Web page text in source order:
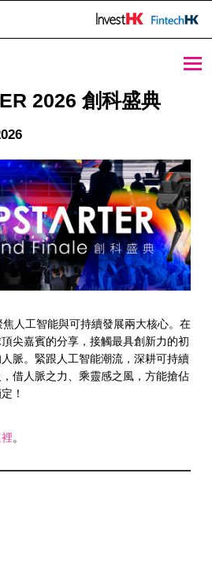
2026 創科盛典
人工智能與可持續發展兩大核心。在
尖嘉賓的分享，接觸最具創新力的初
脈。緊跟人工智能潮流，深耕可持續
借人脈之力、乘靈感之風，方能搶佔
！
。